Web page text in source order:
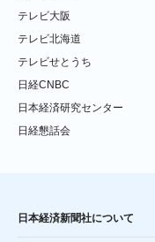
テレビ大阪
テレビ北海道
テレビせとうち
日経CNBC
日本経済研究センター
日経懇話会
日本経済新聞社について